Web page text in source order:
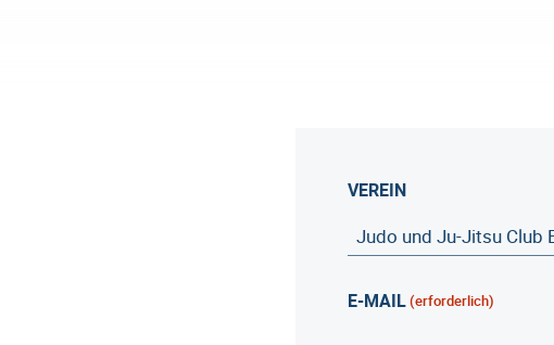
VEREIN
E-MAIL(erforderlich)